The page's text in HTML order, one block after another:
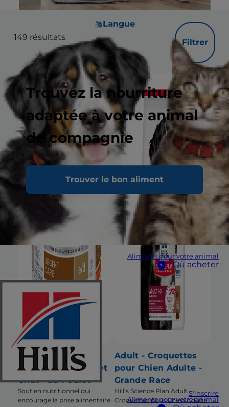
Langue
Trouvez la nourriture
adaptée à votre animal
de compagnie
Trouver le bon aliment
Aliments pour votre animal
Où acheter
S'inscrire
Aliments pour votre animal
149 résultats
Filtrer
a/d Urgent Care -
Pâtée pour Chien et
Chat - au Poulet
Soutien nutritionnel qui
encourage la prise alimentaire
Adult - Croquettes
pour Chien Adulte -
Grande Race
Hill’s Science Plan Adult -
Croquettes pour Chien Adulte